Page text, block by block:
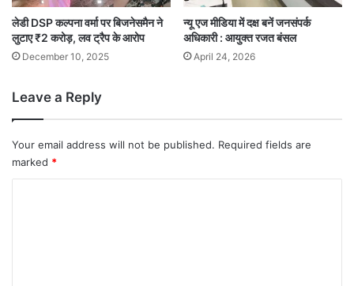
लेडी DSP कल्पना वर्मा पर बिजनेसमैन ने
लुटाए ₹2 करोड़, लव ट्रैप के आरोप
December 10, 2025
न्यू एज मीडिया में दक्ष बनें जनसंपर्क
अधिकारी : आयुक्त रजत बंसल
April 24, 2026
Leave a Reply
Your email address will not be published. Required fields are
marked *